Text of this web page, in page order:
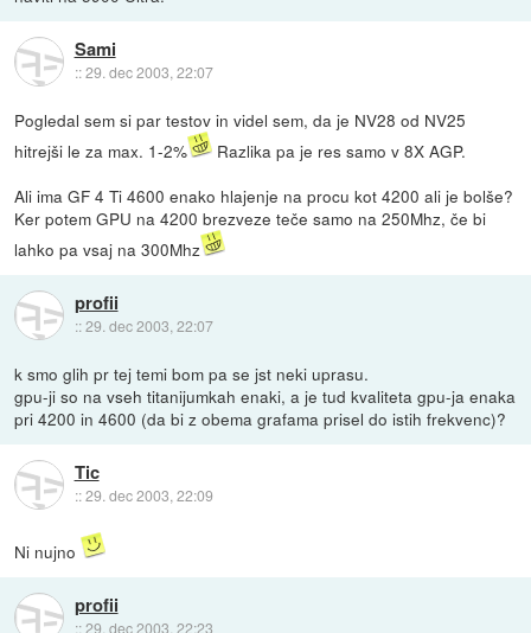
Sami
::29. dec 2003, 22:07
Pogledal sem si par testov in videl sem, da je NV28 od NV25
hitrejši le za max. 1-2%
Razlika pa je res samo v 8X AGP.
Ali ima GF 4 Ti 4600 enako hlajenje na procu kot 4200 ali je bolše?
Ker potem GPU na 4200 brezveze teče samo na 250Mhz, če bi
lahko pa vsaj na 300Mhz
profii
::29. dec 2003, 22:07
k smo glih pr tej temi bom pa se jst neki uprasu.
gpu-ji so na vseh titanijumkah enaki, a je tud kvaliteta gpu-ja enaka
pri 4200 in 4600 (da bi z obema grafama prisel do istih frekvenc)?
Tic
::29. dec 2003, 22:09
Ni nujno
profii
::29. dec 2003, 22:23